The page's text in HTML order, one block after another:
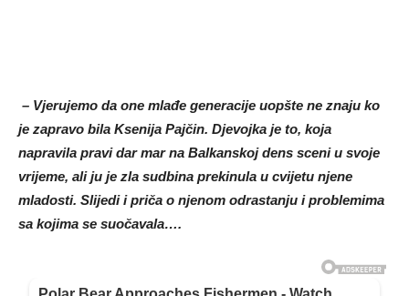
– Vjerujemo da one mlađe generacije uopšte ne znaju ko
je zapravo bila Ksenija Pajčin. Djevojka je to, koja
napravila pravi dar mar na Balkanskoj dens sceni u svoje
vrijeme, ali ju je zla sudbina prekinula u cvijetu njene
mladosti. Slijedi i priča o njenom odrastanju i problemima
sa kojima se suočavala….